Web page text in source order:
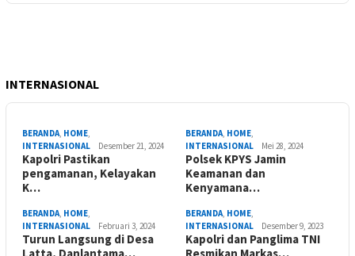
INTERNASIONAL
BERANDA HOME
INTERNASIONAL
Desember 21, 2024
Kapolri Pastikan
pengamanan, Kelayakan
K…
BERANDA HOME
INTERNASIONAL
Mei 28, 2024
Polsek KPYS Jamin
Keamanan dan
Kenyamana…
BERANDA HOME
INTERNASIONAL
Februari 3, 2024
Turun Langsung di Desa
Latta, Danlantama…
BERANDA HOME
INTERNASIONAL
Desember 9, 2023
Kapolri dan Panglima TNI
Resmikan Markas…